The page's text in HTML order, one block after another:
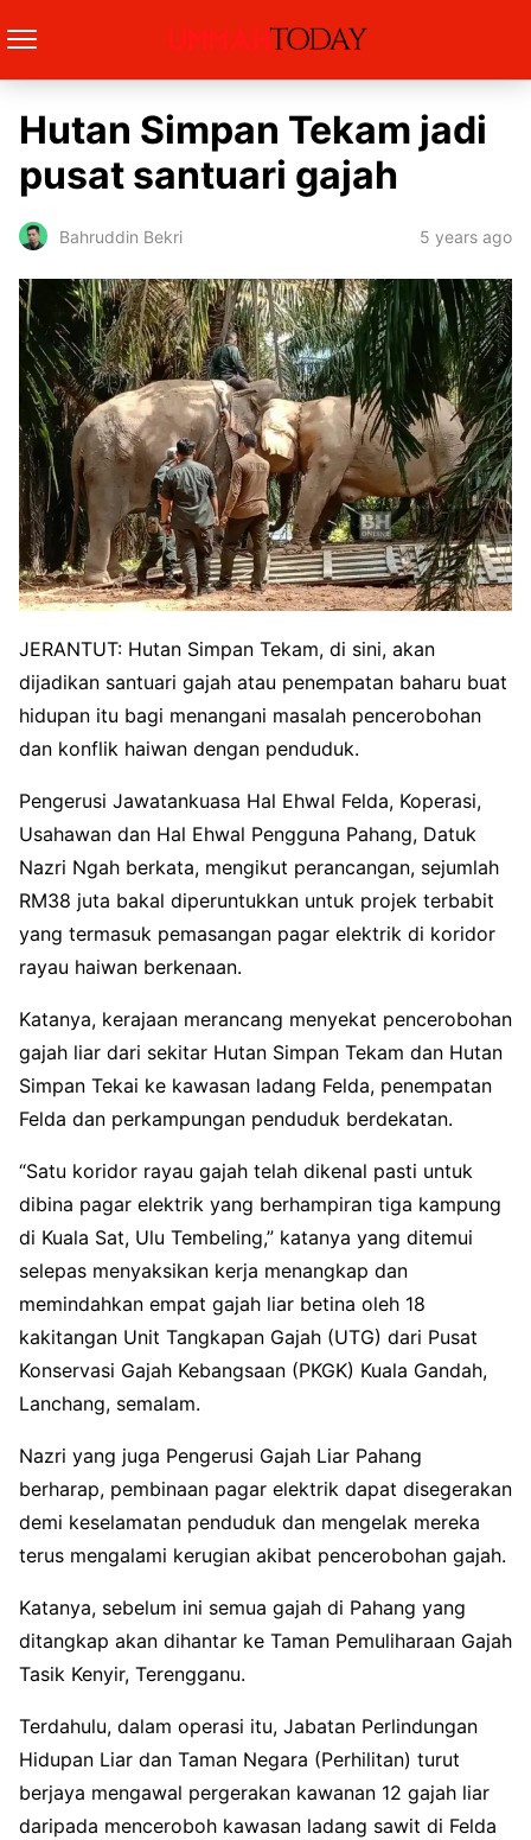
Hutan Simpan Tekam jadi
pusat santuari gajah
Bahruddin Bekri 5 years ago
JERANTUT: Hutan Simpan Tekam, di sini, akan
dijadikan santuari gajah atau penempatan baharu buat
hidupan itu bagi menangani masalah pencerobohan
dan konflik haiwan dengan penduduk.
Pengerusi Jawatankuasa Hal Ehwal Felda, Koperasi,
Usahawan dan Hal Ehwal Pengguna Pahang, Datuk
Nazri Ngah berkata, mengikut perancangan, sejumlah
RM38 juta bakal diperuntukkan untuk projek terbabit
yang termasuk pemasangan pagar elektrik di koridor
rayau haiwan berkenaan.
Katanya, kerajaan merancang menyekat pencerobohan
gajah liar dari sekitar Hutan Simpan Tekam dan Hutan
Simpan Tekai ke kawasan ladang Felda, penempatan
Felda dan perkampungan penduduk berdekatan.
“Satu koridor rayau gajah telah dikenal pasti untuk
dibina pagar elektrik yang berhampiran tiga kampung
di Kuala Sat, Ulu Tembeling,” katanya yang ditemui
selepas menyaksikan kerja menangkap dan
memindahkan empat gajah liar betina oleh 18
kakitangan Unit Tangkapan Gajah (UTG) dari Pusat
Konservasi Gajah Kebangsaan (PKGK) Kuala Gandah,
Lanchang, semalam.
Nazri yang juga Pengerusi Gajah Liar Pahang
berharap, pembinaan pagar elektrik dapat disegerakan
demi keselamatan penduduk dan mengelak mereka
terus mengalami kerugian akibat pencerobohan gajah.
Katanya, sebelum ini semua gajah di Pahang yang
ditangkap akan dihantar ke Taman Pemuliharaan Gajah
Tasik Kenyir, Terengganu.
Terdahulu, dalam operasi itu, Jabatan Perlindungan
Hidupan Liar dan Taman Negara (Perhilitan) turut
berjaya mengawal pergerakan kawanan 12 gajah liar
daripada menceroboh kawasan ladang sawit di Felda